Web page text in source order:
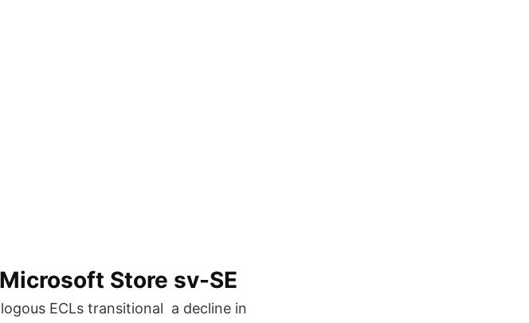
Store sv-SE
ECLs transitional a decline in